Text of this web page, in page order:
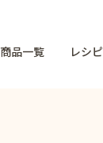
商品一覧 レシピ